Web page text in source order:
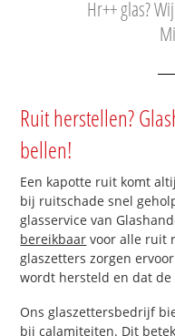
Hr++ glas?
Ruit herstellen?
bellen!
Een kapotte ruit komt
bij ruitschade snel
glasservice van
bereikbaar voor alle ruit
glaszetters zorgen
wordt hersteld en dat
Ons glaszettersbedrijf
bij calamiteiten. Dit